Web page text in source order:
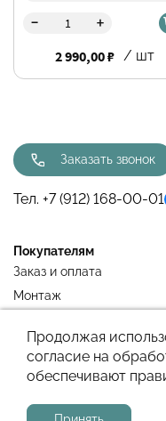
- +
2 990,00 ₽ / шт
Покупателям
Заказ и оплата
Монтаж
Заказать звонок
Тел. +7 (912) 168-00-01
Сайт
Продолжая
согласие на
обеспечивают